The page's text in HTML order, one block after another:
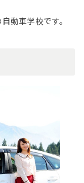
動車学校です。